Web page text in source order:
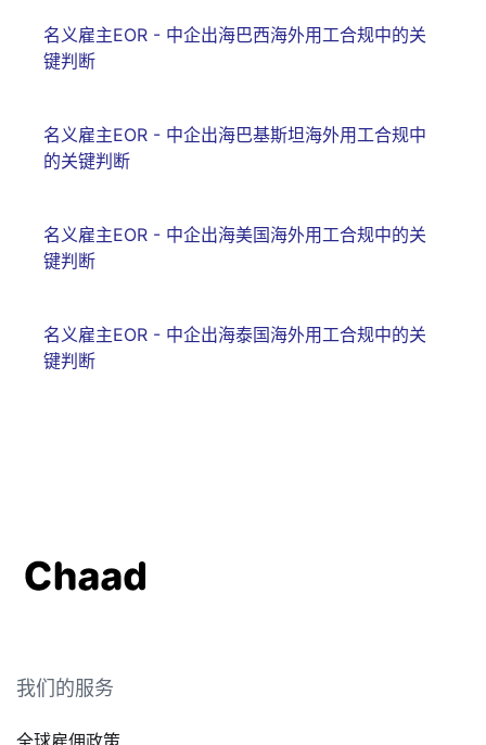
名义雇主EOR - 中企出海巴西海外用工合规中的关
键判断
名义雇主EOR - 中企出海巴基斯坦海外用工合规中
的关键判断
名义雇主EOR - 中企出海美国海外用工合规中的关
键判断
名义雇主EOR - 中企出海泰国海外用工合规中的关
键判断
我们的服务
全球雇佣政策